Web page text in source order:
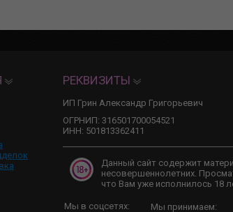
РЕКВИЗИТЫ
ИП Грин Александр Григорьевич
ОГРНИП: 316501700054521
ИНН: 501813362411
Данный сайт содержит
несовершеннолетних.
что Вам уже исполнилось 18
Мы в соцсетях: Мы принимаем: